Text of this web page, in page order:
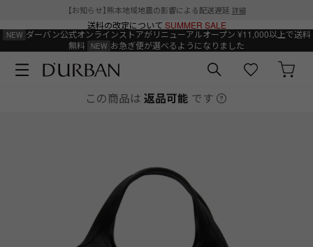
【お知らせ】熊本地域地震の影響による配送遅延 詳細
送料の改定について SUMMER SALE
ダーバン公式オンラインストアがリニューアルオープン ¥11,000以上で送料
無料
お急ぎ便が選べるようになりました
この商品は 返品可能 です